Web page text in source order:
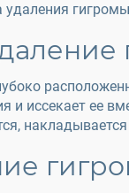
и иссекает